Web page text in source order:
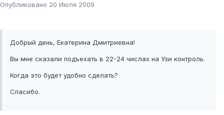
Опубликовано 20 Июля 2009
Добрый день, Екатерина Дмитриевна!
Вы мне сказали подъехать в 22-24 числах на Узи контроль.
Когда это будет удобно сделать?
Спасибо.